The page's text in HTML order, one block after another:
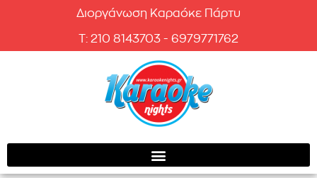
Διοργάνωση Καραόκε Πάρτυ
T: 210 8143703 - 6979771762